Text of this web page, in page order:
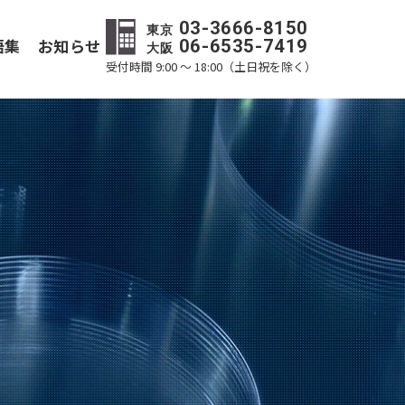
お知らせ
東京 03-3666-8150
大阪 06-6535-7419
受付時間 9:00 ～ 18:00（土日祝を除く）